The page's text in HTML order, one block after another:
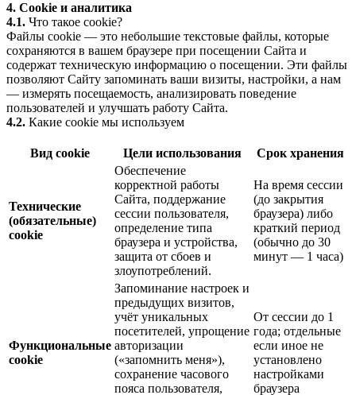
4. Cookie и аналитика
4.1. Что такое cookie?
Файлы cookie — это небольшие текстовые файлы, которые
сохраняются в вашем браузере при посещении Сайта и
содержат техническую информацию о посещении. Эти файлы
позволяют Сайту запоминать ваши визиты, настройки, а нам
— измерять посещаемость, анализировать поведение
пользователей и улучшать работу Сайта.
4.2. Какие cookie мы используем
Вид cookie Цели использования Срок хранения
Технические
(обязательные)
cookie
Обеспечение
корректной работы
Сайта, поддержание
сессии пользователя,
определение типа
браузера и устройства,
защита от сбоев и
злоупотреблений.
На время сессии
(до закрытия
браузера) либо
краткий период
(обычно до 30
минут — 1 часа)
Функциональные
cookie
Запоминание настроек и
предыдущих визитов,
учёт уникальных
посетителей, упрощение
авторизации
(«запомнить меня»),
сохранение часового
пояса пользователя,
От сессии до 1
года; отдельные
если иное не
установлено
настройками
браузера